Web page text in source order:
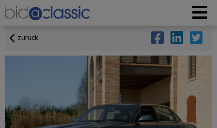
zurück